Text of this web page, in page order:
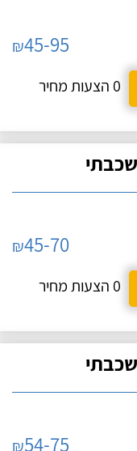
₪45-95
0 הצעות מחיר
₪45-70
0 הצעות מחיר
₪54-75